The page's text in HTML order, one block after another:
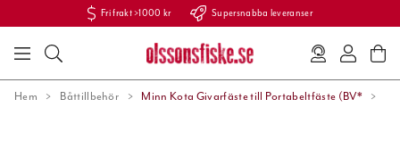
Fri frakt >1000 kr Supersnabba leveranser
Hem Båttillbehör Minn Kota Givarfäste till Portabeltfäste (BV*